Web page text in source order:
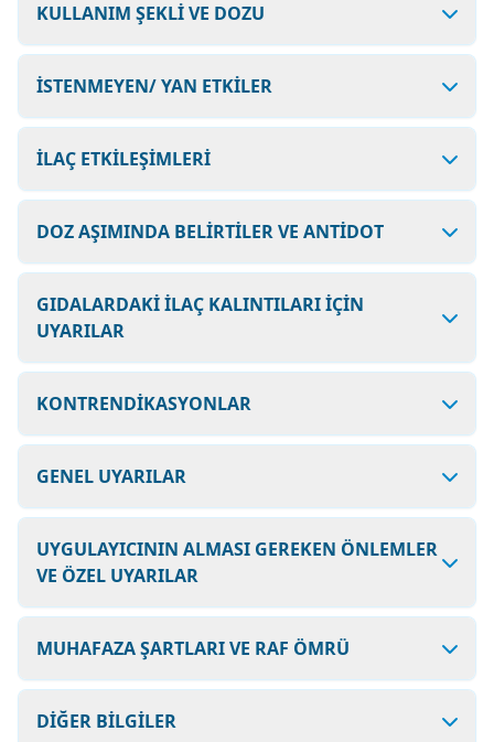
KULLANIM ŞEKLİ VE DOZU
İSTENMEYEN/ YAN ETKİLER
İLAÇ ETKİLEŞİMLERİ
DOZ AŞIMINDA BELİRTİLER VE ANTİDOT
GIDALARDAKİ İLAÇ KALINTILARI İÇİN
UYARILAR
KONTRENDİKASYONLAR
GENEL UYARILAR
UYGULAYICININ ALMASI GEREKEN ÖNLEMLER
VE ÖZEL UYARILAR
MUHAFAZA ŞARTLARI VE RAF ÖMRÜ
DİĞER BİLGİLER